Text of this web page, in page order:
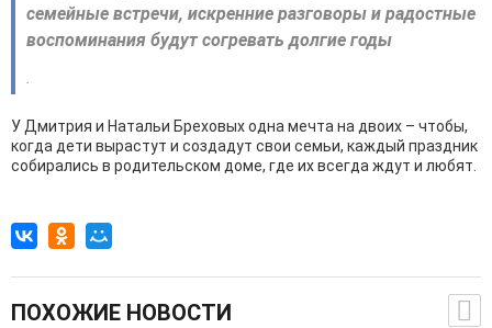
семейные встречи, искренние разговоры и радостные
воспоминания будут согревать долгие годы
У Дмитрия и Натальи Бреховых одна мечта на двоих – чтобы,
когда дети вырастут и создадут свои семьи, каждый праздник
собирались в родительском доме, где их всегда ждут и любят.
ПОХОЖИЕ НОВОСТИ